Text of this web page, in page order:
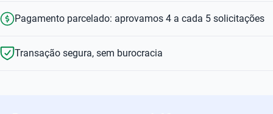
Pagamento parcelado: aprovamos 4 a cada 5 solicitações
Transação segura, sem burocracia